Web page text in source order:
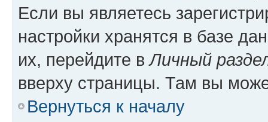
Если вы являетесь
настройки хранятся в базе
их, перейдите вЛичный
вверху страницы. Там вы
Вернуться к началу